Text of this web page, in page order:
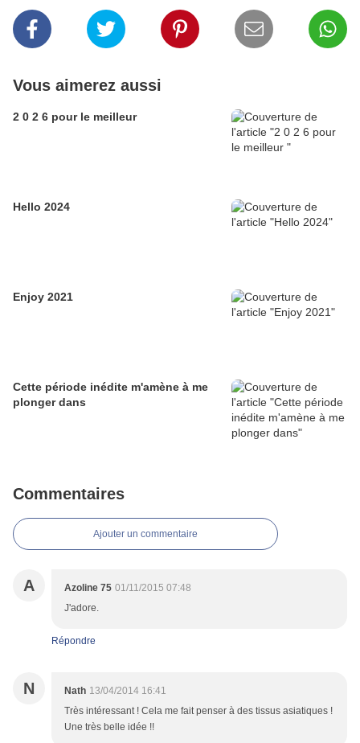
Vous aimerez aussi
2 0 2 6 pour le meilleur
Hello 2024
Enjoy 2021
Cette période inédite m'amène à me
plonger dans
Commentaires
Ajouter un commentaire
A Azoline 75 01/11/2015 07:48
J'adore.
Répondre
N Nath 13/04/2014 16:41
Très intéressant ! Cela me fait penser à des tissus asiatiques !
Une très belle idée !!